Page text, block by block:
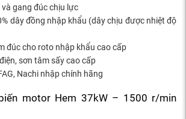
gang đúc chịu lực
dây đồng nhập khẩu (dây chịu được nhiệt độ
đúc cho roto nhập khẩu cao cấp
sơn tâm sấy cao cấp
Nachi nhập chính hãng
motor Hem 37kW – 1500 r/min